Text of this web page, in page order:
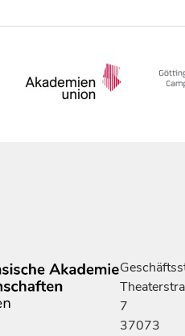
7
37073